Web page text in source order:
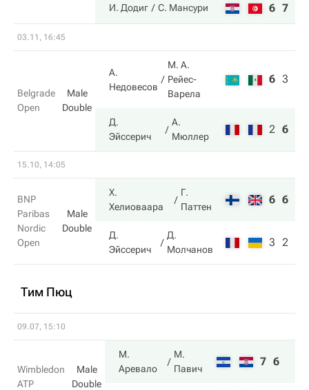
И. Додиг С. Мансури 6 7
03.11, 16:45
Belgrade
Open
Male
Double
А.
Недовесов
М. А.
Рейес-
Варела
6 3
Д.
Эйссерич
А.
Мюллер
2 6
15.10, 14:05
BNP
Paribas
Nordic
Open
Male
Double
Х.
Хелиоваара
Г.
Паттен
6 6
Д.
Эйссерич
Д.
Молчанов
3 2
Тим Пюц
09.07, 15:10
Wimbledon
ATP
Male
Double
М.
Аревало
М.
Павич
7 6